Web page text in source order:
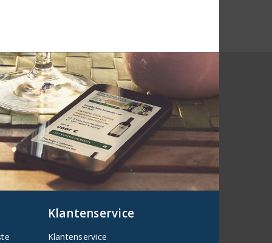
Klantenservice
Klantenservice